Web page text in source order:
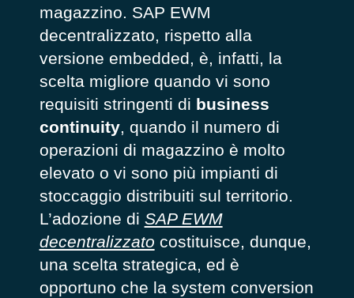
magazzino. SAP EWM
decentralizzato, rispetto alla
versione embedded, è, infatti, la
scelta migliore quando vi sono
requisiti stringenti di business
continuity, quando il numero di
operazioni di magazzino è molto
elevato o vi sono più impianti di
stoccaggio distribuiti sul territorio.
L’adozione di SAP EWM
decentralizzato costituisce, dunque,
una scelta strategica, ed è
opportuno che la system conversion